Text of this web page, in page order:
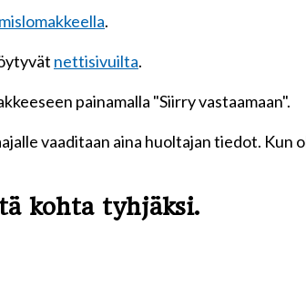
.
nettisivuilta.
painamalla "Siirry vastaamaan".
vaaditaan aina huoltajan tiedot. Kun
kohta tyhjäksi.